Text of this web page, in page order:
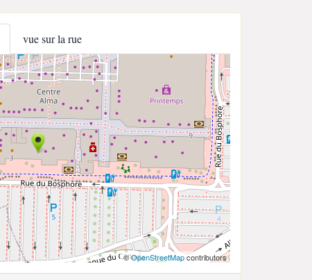
vue sur la rue
©OpenStreetMapcontributors